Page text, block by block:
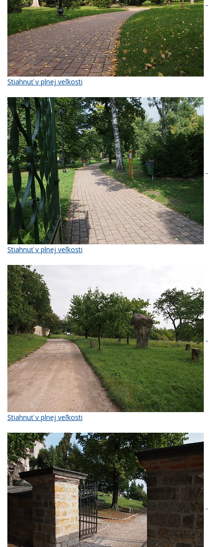
Stiahnuť v plnej veľkosti
Stiahnuť v plnej veľkosti
Stiahnuť v plnej veľkosti